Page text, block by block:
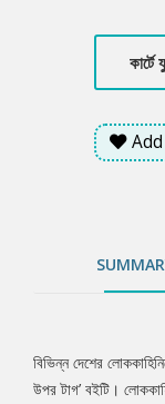
Tab
বিভিন্ন দেশের
উপর টাগ’ বইটি।